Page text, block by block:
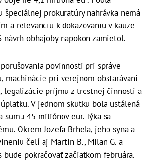
špeciálnej prokuratúry nahrávka nemá
a relevanciu k dokazovaniu v kauze
návrh obhajoby napokon zamietol.
povinnosti pri správe
machinácie pri verejnom obstarávaní
legalizácie príjmu z trestnej činnosti a
V jednom skutku bola ustálená
sumu 45 miliónov eur. Týka sa
Okrem Jozefa Brhela, jeho syna a
čelí aj Martin B., Milan G. a
bude pokračovať začiatkom februára.